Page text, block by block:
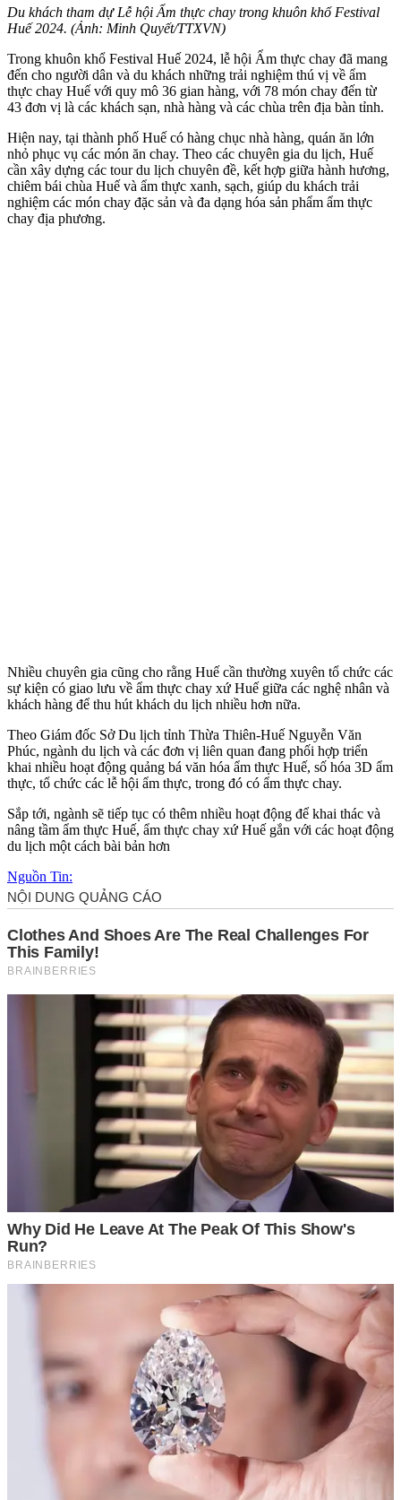
Du khách tham dự Lễ hội Ẩm thực chay trong khuôn khổ Festival
Huế 2024. (Ảnh: Minh Quyết/TTXVN)
Trong khuôn khổ Festival Huế 2024, lễ hội Ẩm thực chay đã mang
đến cho người dân và du khách những trải nghiệm thú vị về ẩm
thực chay Huế với quy mô 36 gian hàng, với 78 món chay đến từ
43 đơn vị là các khách sạn, nhà hàng và các chùa trên địa bàn tỉnh.
Hiện nay, tại thành phố Huế có hàng chục nhà hàng, quán ăn lớn
nhỏ phục vụ các món ăn chay. Theo các chuyên gia du lịch, Huế
cần xây dựng các tour du lịch chuyên đề, kết hợp giữa hành hương,
chiêm bái chùa Huế và ẩm thực xanh, sạch, giúp du khách trải
nghiệm các món chay đặc sản và đa dạng hóa sản phẩm ẩm thực
chay địa phương.
Nhiều chuyên gia cũng cho rằng Huế cần thường xuyên tổ chức các
sự kiện có giao lưu về ẩm thực chay xứ Huế giữa các nghệ nhân và
khách hàng để thu hút khách du lịch nhiều hơn nữa.
Theo Giám đốc Sở Du lịch tỉnh Thừa Thiên-Huế Nguyễn Văn
Phúc, ngành du lịch và các đơn vị liên quan đang phối hợp triển
khai nhiều hoạt động quảng bá văn hóa ẩm thực Huế, số hóa 3D ẩm
thực, tổ chức các lễ hội ẩm thực, trong đó có ẩm thực chay.
Sắp tới, ngành sẽ tiếp tục có thêm nhiều hoạt động để khai thác và
nâng tầm ẩm thực Huế, ẩm thực chay xứ Huế gắn với các hoạt động
du lịch một cách bài bản hơn
Nguồn Tin: